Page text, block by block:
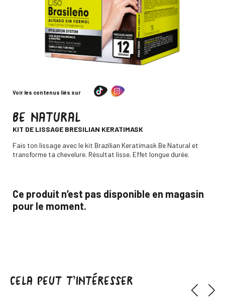
Voir les contenus liés sur
BE NATURAL
KIT DE LISSAGE BRESILIAN KERATIMASK
Descripción
Fais ton lissage avec le kit Brazilian Keratimask Be Natural et
transforme ta chevelure. Résultat lisse. Effet longue durée.
Ce produit n’est pas disponible en magasin
pour le moment.
CELA PEUT T’INTÉRESSER